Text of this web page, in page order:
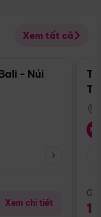
Xem tất cả
Điểm nổi bật
- Núi
Xem chi tiết